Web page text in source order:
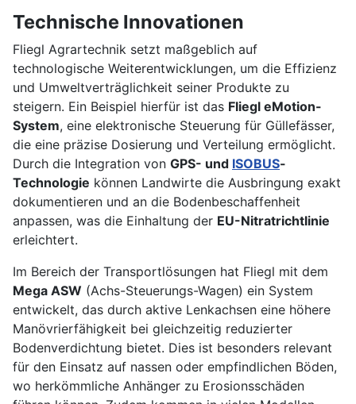
Technische Innovationen
Fliegl Agrartechnik setzt maßgeblich auf
technologische Weiterentwicklungen, um die Effizienz
und Umweltverträglichkeit seiner Produkte zu
steigern. Ein Beispiel hierfür ist das Fliegl eMotion-
System, eine elektronische Steuerung für Güllefässer,
die eine präzise Dosierung und Verteilung ermöglicht.
Durch die Integration von GPS- und ISOBUS-
Technologie können Landwirte die Ausbringung exakt
dokumentieren und an die Bodenbeschaffenheit
anpassen, was die Einhaltung der EU-Nitratrichtlinie
erleichtert.
Im Bereich der Transportlösungen hat Fliegl mit dem
Mega ASW (Achs-Steuerungs-Wagen) ein System
entwickelt, das durch aktive Lenkachsen eine höhere
Manövrierfähigkeit bei gleichzeitig reduzierter
Bodenverdichtung bietet. Dies ist besonders relevant
für den Einsatz auf nassen oder empfindlichen Böden,
wo herkömmliche Anhänger zu Erosionsschäden